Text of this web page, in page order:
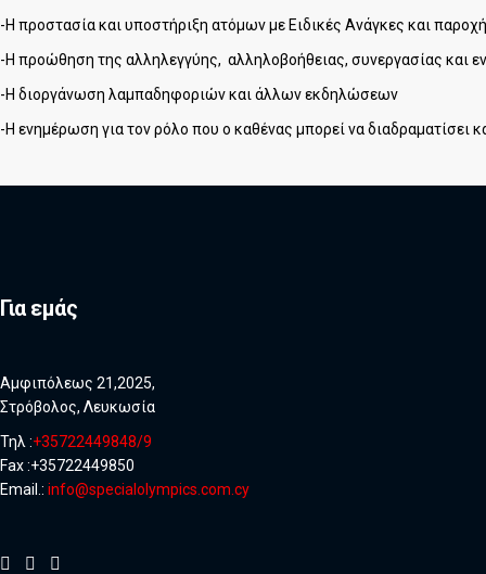
-Η προστασία και υποστήριξη ατόμων με Ειδικές Ανάγκες και
-Η προώθηση της αλληλεγγύης, αλληλοβοήθειας, συνεργασίας και
-Η διοργάνωση λαμπαδηφοριών και άλλων εκδηλώσεων
-Η ενημέρωση για τον ρόλο που ο καθένας μπορεί να
Για εμάς
Αμφιπόλεως 21,2025,
Στρόβολος, Λευκωσία
Τηλ :+35722449848/9
Fax :+35722449850
Email.: info@specialolympics.com.cy